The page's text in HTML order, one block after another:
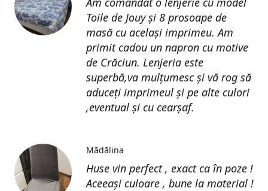
Toile de Jouy și 8 prosoape de
masă cu același imprimeu. Am
primit cadou un napron cu motive
de Crăciun. Lenjeria este
superbă,va mulțumesc și vă rog să
aduceți imprimeul și pe alte culori
,eventual și cu cearșaf.
Huse vin perfect , exact ca în poze !
Aceeași culoare , bune la material !
Mădălina